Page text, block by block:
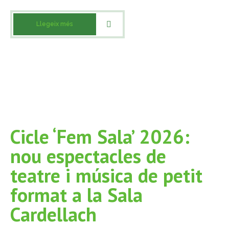
- Concurs Montserrat Alavedra
- Mirall de Glaç
- Grup d’Opinió
- Escola de Literatura de Terrassa
Llegeix més
Cicle ‘Fem Sala’ 2026:
nou espectacles de
teatre i música de petit
format a la Sala
Cardellach